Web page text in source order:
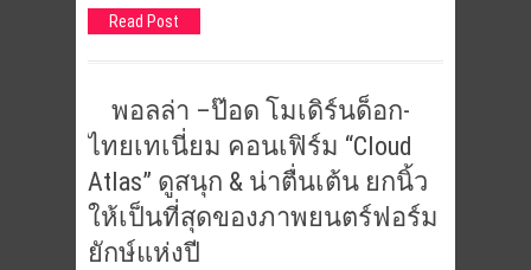
Read Post
พอลล่า –ป๊อด โมเดิร์นด็อก-
ไทยเทเนี่ยม คอนเฟิร์ม “Cloud
Atlas” ดูสนุก & น่าตื่นเต้น ยกนิ้ว
ให้เป็นที่สุดของภาพยนตร์ฟอร์ม
ยักษ์แห่งปี